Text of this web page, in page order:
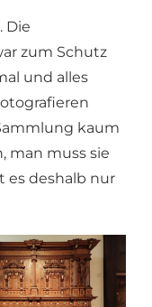
Die
zum Schutz
und alles
kaum
man muss sie
es deshalb nur